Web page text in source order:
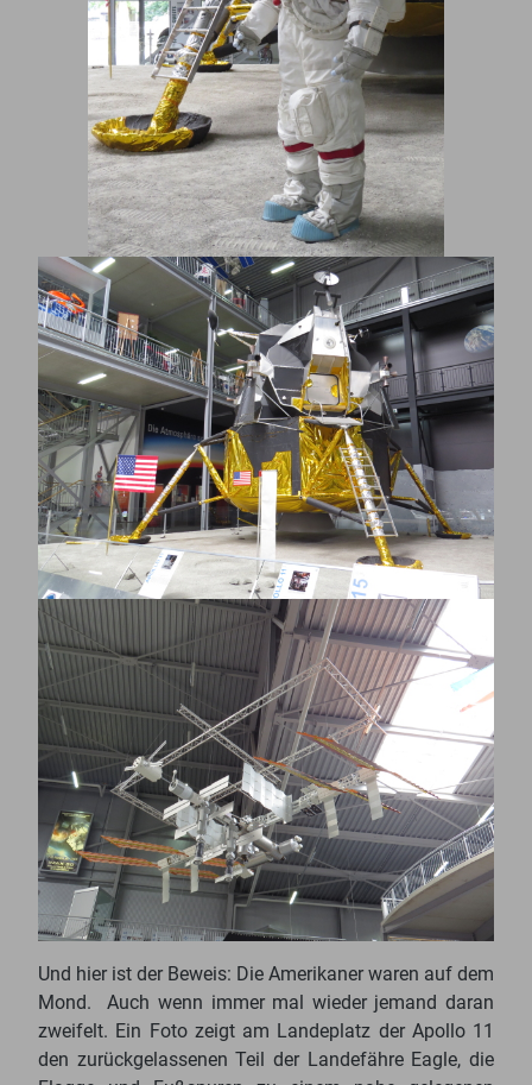
Und hier ist der Beweis: Die Amerikaner waren auf dem
Mond. Auch wenn immer mal wieder jemand daran
zweifelt. Ein Foto zeigt am Landeplatz der Apollo 11
den zurückgelassenen Teil der Landefähre Eagle, die